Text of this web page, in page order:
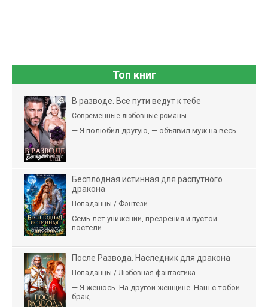
Топ книг
В разводе. Все пути ведут к тебе
Современные любовные романы
— Я полюбил другую, — объявил муж на весь...
Бесплодная истинная для распутного
дракона
Попаданцы / Фэнтези
Семь лет унижений, презрения и пустой
постели....
После Развода. Наследник для дракона
Попаданцы / Любовная фантастика
— Я женюсь. На другой женщине. Наш с тобой
брак,...